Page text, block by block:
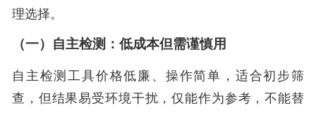
理选择。
（一）自主检测：低成本但需谨慎用
自主检测工具价格低廉、操作简单，适合初步筛
查，但结果易受环境干扰，仅能作为参考，不能替